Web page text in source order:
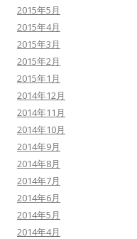
2015年5月
2015年4月
2015年3月
2015年2月
2015年1月
2014年12月
2014年11月
2014年10月
2014年9月
2014年8月
2014年7月
2014年6月
2014年5月
2014年4月